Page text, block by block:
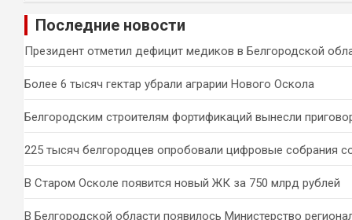
и
Последние новости
Президент отметил дефицит медиков в Белгородской
Более 6 тысяч гектар убрали аграрии Нового Оскола
Белгородским строителям фортификаций вынесли
225 тысяч белгородцев опробовали цифровые собрания
В Старом Осколе появится новый ЖК за 750 млрд рублей
В Белгородской области появилось Министерство